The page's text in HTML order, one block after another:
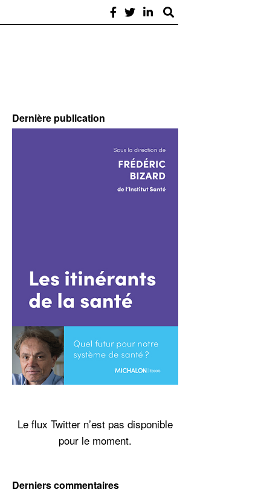
Dernière publication
Le flux Twitter n’est pas disponible
pour le moment.
Derniers commentaires